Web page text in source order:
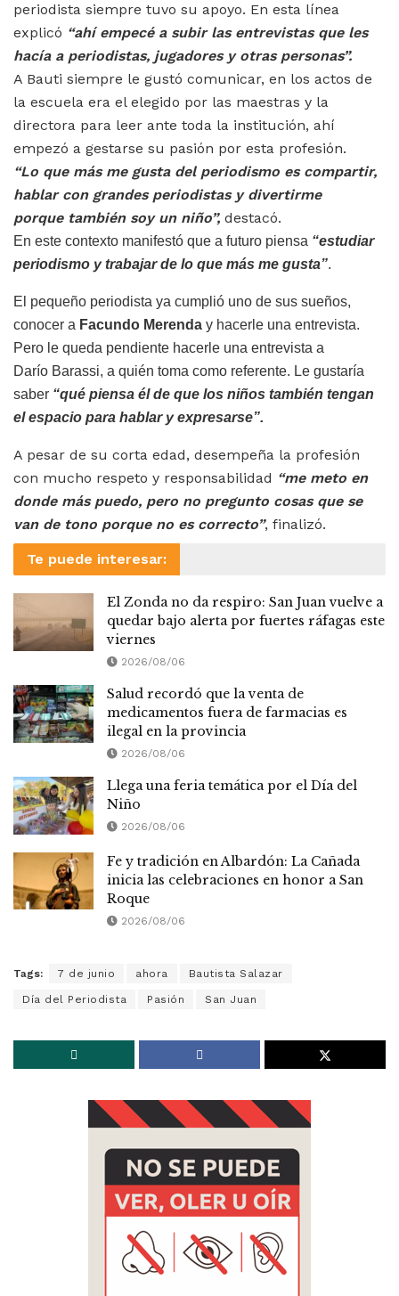
periodista siempre tuvo su apoyo. En esta línea
explicó “ahí empecé a subir las entrevistas que les
hacía a periodistas, jugadores y otras personas”.
A Bauti siempre le gustó comunicar, en los actos de
la escuela era el elegido por las maestras y la
directora para leer ante toda la institución, ahí
empezó a gestarse su pasión por esta profesión.
“Lo que más megusta del periodismo es compartir,
hablarcon grandes periodistas y divertirme
porque también soy un niño”, destacó.
En este contexto manifestó que a futuro piensa “estudiar
periodismo y trabajar de lo que más me gusta”.
El pequeño periodista ya cumplió uno de sus sueños,
conocer a Facundo Merenda y hacerle una entrevista.
Pero le queda pendiente hacerle una entrevista a
Darío Barassi, a quién toma como referente. Le gustaría
saber “qué piensa él de que los niños también tengan
el espacio para hablar yexpresarse”.
A pesar de su corta edad, desempeña la profesión
con mucho respeto y responsabilidad “me meto en
donde más puedo, pero no pregunto cosas que se
van de tono porque no es correcto”, finalizó.
Te puede interesar:
El Zonda no da respiro: San Juan vuelve a
quedar bajo alerta por fuertes ráfagas este
viernes
2026/08/06
Salud recordó que la venta de
medicamentos fuera de farmacias es
ilegal en la provincia
2026/08/06
Llega una feria temática por el Día del
Niño
2026/08/06
Fe y tradición en Albardón: La Cañada
inicia las celebraciones en honor a San
Roque
2026/08/06
Tags: 7 de junio ahora Bautista Salazar
Día del Periodista Pasión San Juan